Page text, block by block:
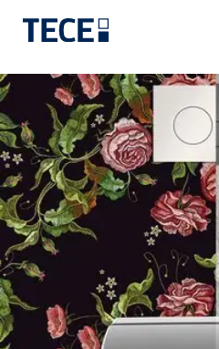
Direkt zum Inhalt